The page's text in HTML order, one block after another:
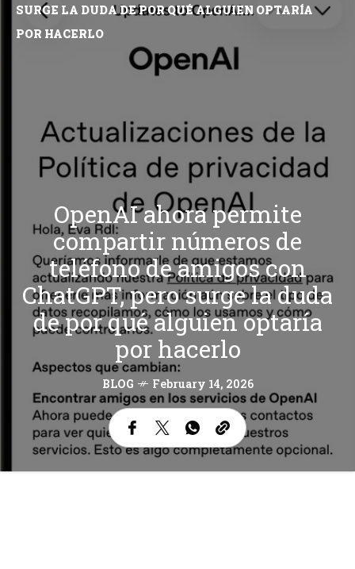
SURGE LA DUDA DE POR QUÉ ALGUIEN OPTARÍA
POR HACERLO
OpenAI ahora permite
compartir números de
teléfono de amigos con
ChatGPT, pero surge la duda
de por qué alguien optaría
por hacerlo
BLOG February 14, 2026